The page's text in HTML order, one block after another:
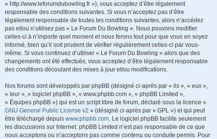
« http://www.leforumdubowling.fr »), vous acceptez d’être légalement
responsable des conditions suivantes. Si vous n’acceptez pas d’être
légalement responsable de toutes les conditions suivantes, alors n’accédez
pas et/ou n’utilisez pas « Le Forum Du Bowling ». Nous pouvons modifier
celles-ci à n’importe quel moment et nous ferons tout pour que vous en soyez
informé, bien qu’il soit prudent de vérifier régulièrement celles-ci par vous-
même. Si vous continuez d’utiliser « Le Forum Du Bowling » alors que des
changements ont été effectués, vous acceptez d’être légalement responsable
des conditions découlant des mises à jour et/ou modifications.
Nos forums sont développés par phpBB (désigné ci-après par « ils », « eux »,
« leur », « logiciel phpBB », « www.phpbb.com », « phpBB Limited »,
« Équipes phpBB ») qui est un script libre de forum, déclaré sous la licence «
GNU General Public License v2 » (désigné ci-après par « GPL ») et qui peut
être téléchargé depuis www.phpbb.com. Le logiciel phpBB facilite seulement
les discussions sur Internet. phpBB Limited n’est pas responsable de ce que
nous acceptons ou n’acceptons pas comme contenu ou conduite permis. Pour